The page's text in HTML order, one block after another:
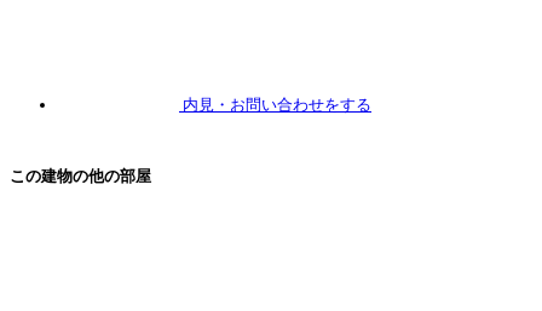
内見 ・お問い合わせをする
この建物の他の部屋